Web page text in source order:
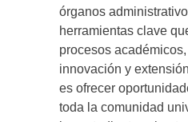
órganos
herramientas clave
procesos
innovación y
es ofrecer
toda la comunidad